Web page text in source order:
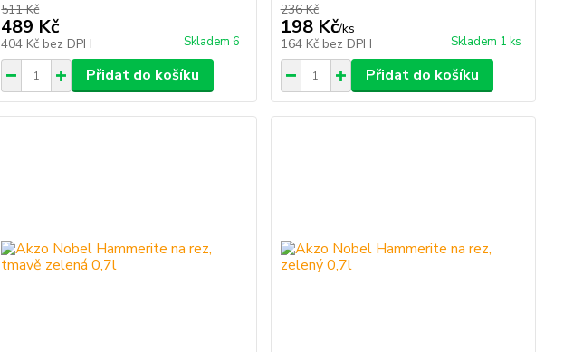
511 Kč
489 Kč
404 Kč bez DPH Skladem 6
Přidat do košíku
236 Kč
198 Kč/ks
164 Kč bez DPH Skladem 1 ks
Přidat do košíku